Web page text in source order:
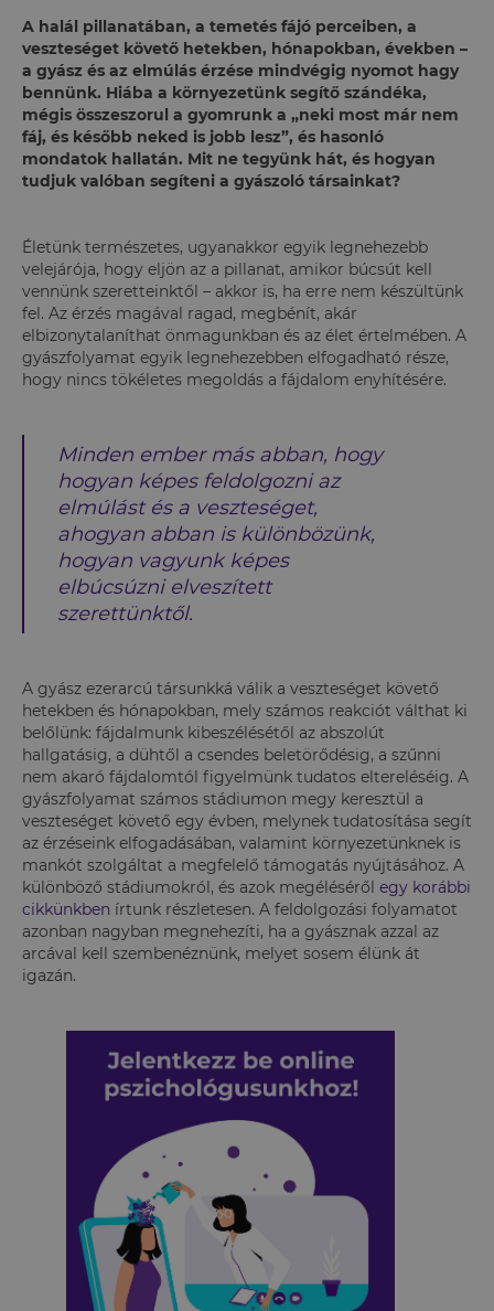
A halál pillanatában, a temetés fájó perceiben, a
veszteséget követő hetekben, hónapokban, években –
a gyász és az elmúlás érzése mindvégig nyomot hagy
bennünk. Hiába a környezetünk segítő szándéka,
mégis összeszorul a gyomrunk a „neki most már nem
fáj, és később neked is jobb lesz”, és hasonló
mondatok hallatán. Mit ne tegyünk hát, és hogyan
tudjuk valóban segíteni a gyászoló társainkat?
Életünk természetes, ugyanakkor egyik legnehezebb
velejárója, hogy eljön az a pillanat, amikor búcsút kell
vennünk szeretteinktől – akkor is, ha erre nem készültünk
fel. Az érzés magával ragad, megbénít, akár
elbizonytalaníthat önmagunkban és az élet értelmében. A
gyászfolyamat egyik legnehezebben elfogadható része,
hogy nincs tökéletes megoldás a fájdalom enyhítésére.
Minden ember más abban, hogy
hogyan képes feldolgozni az
elmúlást és a veszteséget,
ahogyan abban is különbözünk,
hogyan vagyunk képes
elbúcsúzni elveszített
szerettünktől.
A gyász ezerarcú társunkká válik a veszteséget követő
hetekben és hónapokban, mely számos reakciót válthat ki
belőlünk: fájdalmunk kibeszélésétől az abszolút
hallgatásig, a dühtől a csendes beletörődésig, a szűnni
nem akaró fájdalomtól figyelmünk tudatos eltereléséig. A
gyászfolyamat számos stádiumon megy keresztül a
veszteséget követő egy évben, melynek tudatosítása segít
az érzéseink elfogadásában, valamint környezetünknek is
mankót szolgáltat a megfelelő támogatás nyújtásához. A
különböző stádiumokról, és azok megéléséről egy korábbi
cikkünkben írtunk részletesen. A feldolgozási folyamatot
azonban nagyban megnehezíti, ha a gyásznak azzal az
arcával kell szembenéznünk, melyet sosem élünk át
igazán.